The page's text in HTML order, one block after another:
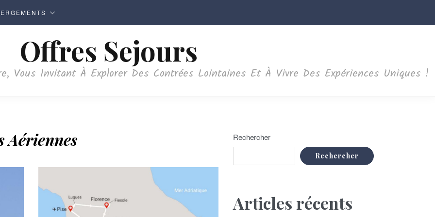
Offres Sejours
Vous Invitant À Explorer Des Contrées Lointaines Et À Vivre Des Expériences Uniques !
Aériennes Rechercher
Rechercher
Articles récents